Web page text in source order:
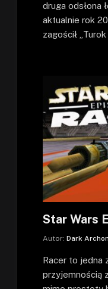
druga odsłona
aktualnie rok
zagościł
Star Wars
Autor: Dark Archon
Racer to jedna
przyjemnością